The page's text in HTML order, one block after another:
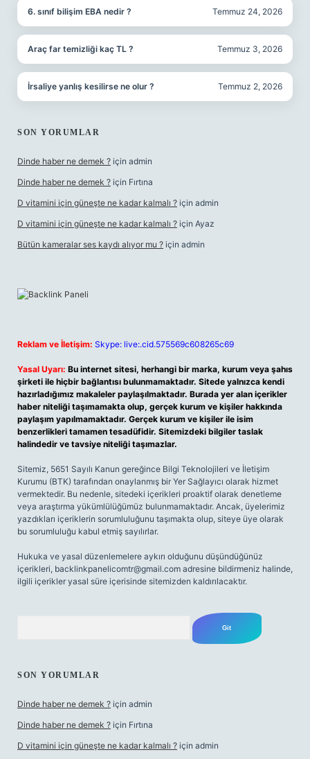
6. sınıf bilişim EBA nedir ? Temmuz 24, 2026
Araç far temizliği kaç TL ? Temmuz 3, 2026
İrsaliye yanlış kesilirse ne olur ? Temmuz 2, 2026
SON YORUMLAR
Dinde haber ne demek ? için admin
Dinde haber ne demek ? için Fırtına
D vitamini için güneşte ne kadar kalmalı ? için admin
D vitamini için güneşte ne kadar kalmalı ? için Ayaz
Bütün kameralar ses kaydı alıyor mu ? için admin
Reklam ve İletişim: Skype: live:.cid.575569c608265c69
Yasal Uyarı: Bu internet sitesi, herhangi bir marka, kurum veya şahıs
şirketi ile hiçbir bağlantısı bulunmamaktadır. Sitede yalnızca kendi
hazırladığımız makaleler paylaşılmaktadır. Burada yer alan içerikler
haber niteliği taşımamakta olup, gerçek kurum ve kişiler hakkında
paylaşım yapılmamaktadır. Gerçek kurum ve kişiler ile isim
benzerlikleri tamamen tesadüfidir. Sitemizdeki bilgiler taslak
halindedir ve tavsiye niteliği taşımazlar.
Sitemiz, 5651 Sayılı Kanun gereğince Bilgi Teknolojileri ve İletişim
Kurumu (BTK) tarafından onaylanmış bir Yer Sağlayıcı olarak hizmet
vermektedir. Bu nedenle, sitedeki içerikleri proaktif olarak denetleme
veya araştırma yükümlülüğümüz bulunmamaktadır. Ancak, üyelerimiz
yazdıkları içeriklerin sorumluluğunu taşımakta olup, siteye üye olarak
bu sorumluluğu kabul etmiş sayılırlar.
Hukuka ve yasal düzenlemelere aykırı olduğunu düşündüğünüz
içerikleri, backlinkpanelicomtr@gmail.com adresine bildirmeniz halinde,
ilgili içerikler yasal süre içerisinde sitemizden kaldırılacaktır.
SON YORUMLAR
Dinde haber ne demek ? için admin
Dinde haber ne demek ? için Fırtına
D vitamini için güneşte ne kadar kalmalı ? için admin